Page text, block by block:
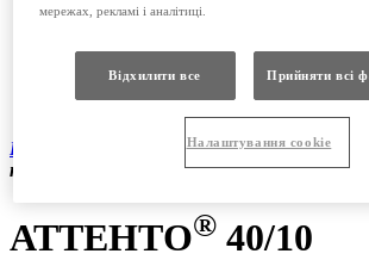
Домашня
Продукція
Вакансії
Продукція Рецептурні препарати|
таблетки, вкриті плівковою оболонкою,
АТТЕНТО® 40/10
мережах, рекламі і аналітиці.
Відхилити все Прийняти всі
Налаштування cookie